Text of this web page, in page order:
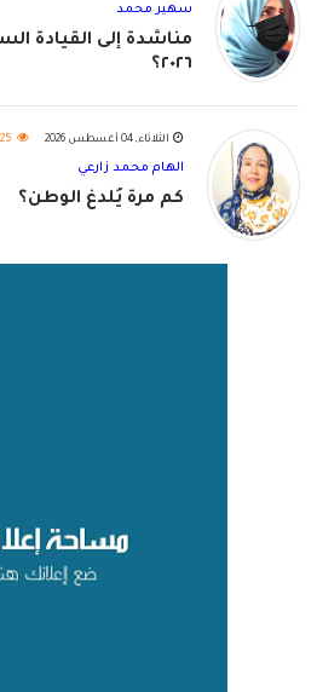
سهير محمد
مناشدة إلى القيادة
٢٠٢٦؟
الثلاثاء, 04 أغسطس 2026
الهام محمد زارعي
كم مرة يُلدغ الوطن؟